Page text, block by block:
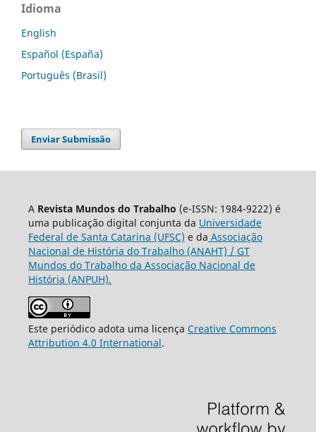
Idioma
English
Español (España)
Português (Brasil)
Enviar Submissão
A Revista Mundos do Trabalho (e-ISSN: 1984-9222) é
uma publicação digital conjunta da Universidade
Federal de Santa Catarina (UFSC) e da Associação
Nacional de História do Trabalho (ANAHT) / GT
Mundos do Trabalho da Associação Nacional de
História (ANPUH).
Este periódico adota uma licença Creative Commons
Attribution 4.0 International.